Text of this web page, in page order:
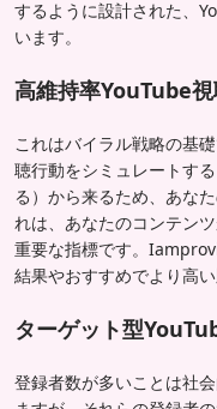
するように設計された、
います。
高維持率YouTube
これはバイラル戦略の基
聴行動をシミュレートす
る）から来るため、あな
れは、あなたのコンテン
重要な指標です。
結果やおすすめでより高
ターゲット型
登録者数が多いことは社